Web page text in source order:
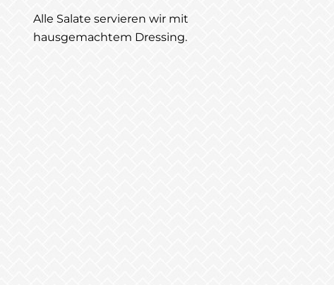
Alle Salate servieren wir mit
hausgemachtem Dressing.